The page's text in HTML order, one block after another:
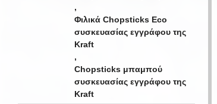
,
Φιλικά Chopsticks Eco
συσκευασίας εγγράφου της
Kraft
,
Chopsticks μπαμπού
συσκευασίας εγγράφου της
Kraft